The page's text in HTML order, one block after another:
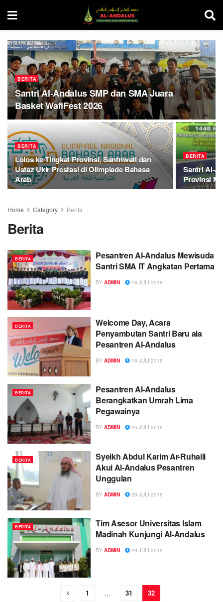
BERITA
Santri Al-Andalus SMP dan SMA Juara
Basket WafiFest 2026
BERITA
Lolos ke Tingkat Provinsi, Santriwati dan
Ustaz Ukir Prestasi di Olimpiade Bahasa
Arab
BERITA
Santri Al-
Provinsi
Home Category Berita
Berita
BERITA
Pesantren Al-Andalus Mewisuda
Santri SMA IT Angkatan Pertama
BY ADMIN 18 JULI 2019
BERITA
Welcome Day, Acara
Penyambutan Santri Baru ala
Pesantren Al-Andalus
BY ADMIN 18 JULI 2019
BERITA
Pesantren Al-Andalus
Berangkatkan Umrah Lima
Pegawainya
BY ADMIN 25 JULI 2019
BERITA
Syeikh Abdul Karim Ar-Ruhaili
Akui Al-Andalus Pesantren
Unggulan
BY ADMIN 29 JULI 2019
BERITA
Tim Asesor Universitas Islam
Madinah Kunjungi Al-Andalus
BY ADMIN 29 JULI 2019
1 … 31 32